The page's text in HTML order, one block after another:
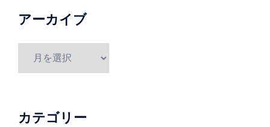
アーカイブ
ブ
カテゴリー